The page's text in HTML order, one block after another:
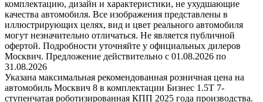
комплектацию, дизайн и характеристики, не ухудшающие
качества автомобиля. Все изображения представлены в
иллюстрирующих целях, вид и цвет реального автомобиля
могут незначительно отличаться. Не является публичной
офертой. Подробности уточняйте у официальных дилеров
Москвич. Предложение действительно с 01.08.2026 по
31.08.2026
Указана максимальная рекомендованная розничная цена на
автомобиль Москвич 8 в комплектации Бизнес 1.5T 7-
ступенчатая роботизированная КПП 2025 года производства.